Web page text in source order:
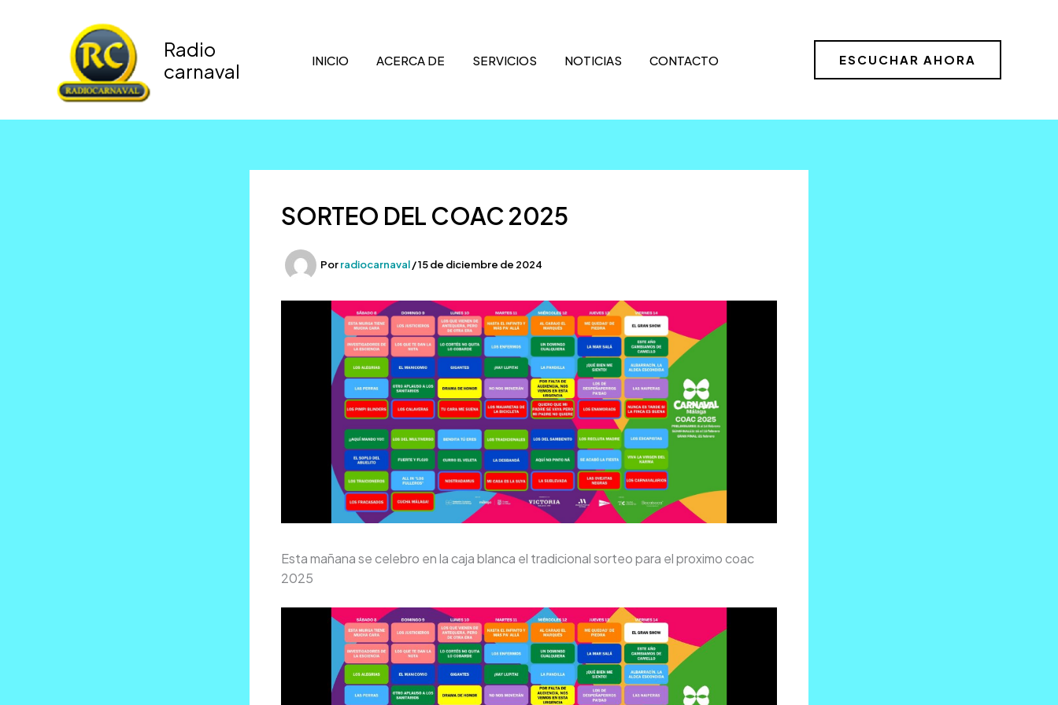
Radio
carnaval
INICIO ACERCA DE SERVICIOS NOTICIAS CONTACTO ESCUCHAR AHORA
SORTEO DEL COAC 2025
Porradiocarnaval/15 de diciembre de 2024
Esta mañana se celebro en la caja blanca el tradicional sorteo para el proximo coac
2025